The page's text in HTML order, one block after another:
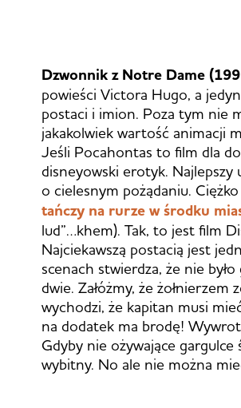
Dzwonnik z Notre Dame
powieści Victora Hugo, a
postaci i imion. Poza tym nie
jakakolwiek wartość animacji
Jeśli Pocahontas to film dla
disneyowski erotyk.
o cielesnym pożądaniu.
tańczy na rurze w środku
lud”…khem). Tak, to jest film
Najciekawszą postacią jest
scenach stwierdza, że nie
dwie. Załóżmy, że żołnierzem
wychodzi, że kapitan musi
na dodatek ma brodę!
Gdyby nie ożywające gargulce
wybitny. No ale nie można